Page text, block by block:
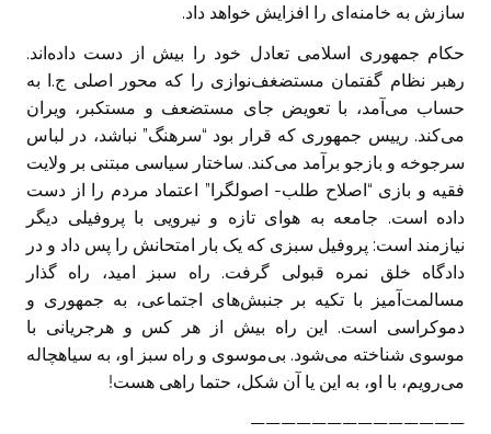
سازش به خامنه‌ای را افزایش خواهد داد.
حکام جمهوری اسلامی تعادل خود را بیش از دست داده‌اند.
رهبر نظام گفتمان مستضغف‌نوازی را که محور اصلی ج.ا به
حساب می‌آمد، با تعویض جای مستضعف و مستکبر، ویران
می‌کند. رییس جمهوری که قرار بود “سرهنگ” نباشد، در لباس
سرجوخه و بازجو برآمد می‌کند. ساختار سیاسی مبتنی بر ولایت
فقیه و بازی “اصلاح طلب- اصولگرا” اعتماد مردم را از دست
داده است. جامعه به هوای تازه و نیرویی با پروفیلی دیگر
نیازمند است: پروفیل سبزی که یک بار امتحانش را پس داد و در
دادگاه خلق نمره قبولی گرفت. راه سبز امید، راه گذار
مسالمت‌آمیز با تکیه بر جنبش‌های اجتماعی، به جمهوری و
دموکراسی است. این راه بیش از هر کس و هرجریانی با
موسوی شناخته می‌شود. بی‌موسوی و راه سبز او، به سیاهچاله
می‌رویم، با او، به این یا آن شکل، حتما راهی هست!
——————————————